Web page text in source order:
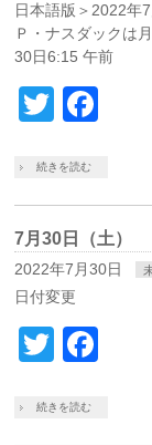
日本語版＞2022年
Ｐ・ナスダックは
30日6:15 午前
Twitter
続きを読む
7月30日（土）
2022年7月30日
日付変更
Twitter
続きを読む